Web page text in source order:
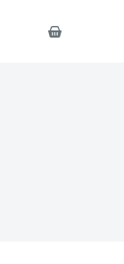
عربة